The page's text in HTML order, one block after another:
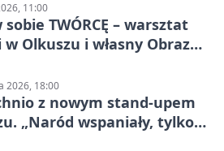
11:00
TWÓRCĘ – warsztat
Olkuszu i własny Obraz
2026, 18:00
z nowym stand-upem
„Naród wspaniały, tylko